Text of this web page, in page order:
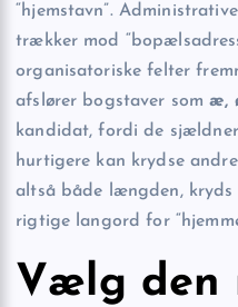
“hjemstavn”.
trækker mod
organisatoriske felter
afslører bogstaver somæ,
kandidat, fordi de
hurtigere kan krydse
altså både længden,
rigtige langord for
Vælg den